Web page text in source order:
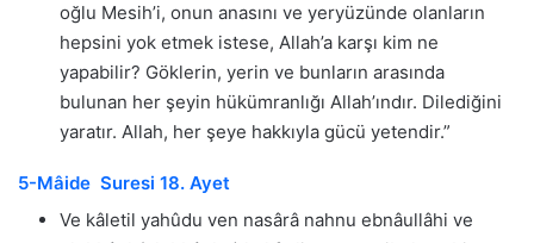
oğlu Mesih’i, onun anasını ve yeryüzünde olanların
hepsini yok etmek istese, Allah’a karşı kim ne
yapabilir? Göklerin, yerin ve bunların arasında
bulunan her şeyin hükümranlığı Allah’ındır. Dilediğini
yaratır. Allah, her şeye hakkıyla gücü yetendir.”
5-Mâide Suresi 18. Ayet
Ve kâletil yahûdu ven nasârâ nahnu ebnâullâhi ve